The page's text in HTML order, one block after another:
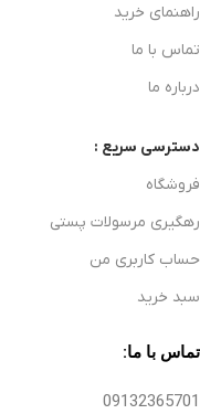
راهنمای خرید
تماس با ما
درباره ما
دسترسی سریع :
فروشگاه
رهگیری مرسولات پستی
حساب کاربری من
سبد خرید
تماس با ما:
09132365701